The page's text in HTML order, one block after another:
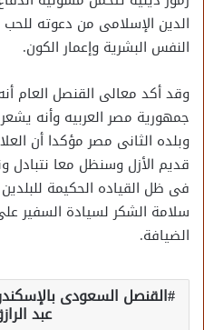
الدين الإسلامى من دعوته
النفس البشرية وإعمار الكون.
وقد أكد معالى القنصل العام
جمهورية مصر العربيه وأنه
وبلده الثانى مصر مؤكدا أن
قديم الأزل وسنظل معا نتبادل
فى ظل القياده الحكيمة
سلامة الشكر لسيادة السفير
الضيافة.
القنصل السعودى
عبد